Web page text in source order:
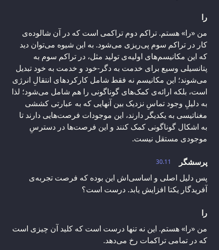
را
من «را» هستم. تراکم دوم تراکمی است که در آن شالوده‌ی
کار در تراکم سوم پی‌ریزی می‌شود. به این شیوه می‌توان دید
که این مکانیسم‌های اولیه‌ی تولید مثل، در تراکم سوم به
پتانسیلی وسیع برای خدمت به دگر-خود و خدمت به خود تبدیل
می‌شوند؛ این مکانیسم نه فقط شامل کارکردهای انتقالِ انرژی
است، بلکه ارائه‌ی کمک‌های گوناگونی را هم شامل می‌شود؛ لذا
به دلیلِ وجود تماسِ نزدیک بین آنهایی که به عبارتی کششی
مغناتیسی به یکدیگر دارند، این موجودات فرصت‌هایی دارند تا
به اشکال گوناگونی کمک کنند و این فرصت‌ها در دسترسِ
موجودی مستقل نیست.
30.11
پرسشگر
پس دلیل اصلی و اساسی‌اش این بوده که فرصت تجربه‌ی
آفریدگار یکتا افزایش یابد. درست است؟
را
من «را» هستم. این نه تنها درست است که کلید آن چیزی است
که در تمامی تراکمات رخ می‌دهد.